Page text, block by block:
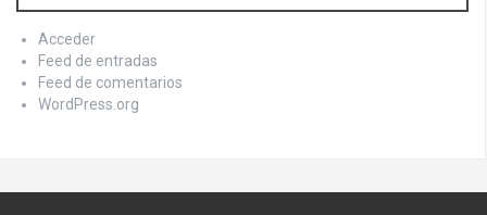
Acceder
Feed de entradas
Feed de comentarios
WordPress.org